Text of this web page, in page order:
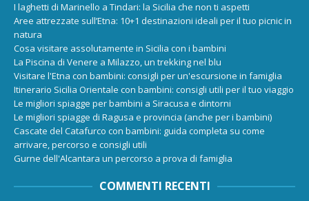
I laghetti di Marinello a Tindari: la Sicilia che non ti aspetti
Aree attrezzate sull’Etna: 10+1 destinazioni ideali per il tuo picnic in
natura
Cosa visitare assolutamente in Sicilia con i bambini
La Piscina di Venere a Milazzo, un trekking nel blu
Visitare l'Etna con bambini: consigli per un'escursione in famiglia
Itinerario Sicilia Orientale con bambini: consigli utili per il tuo viaggio
Le migliori spiagge per bambini a Siracusa e dintorni
Le migliori spiagge di Ragusa e provincia (anche per i bambini)
Cascate del Catafurco con bambini: guida completa su come
arrivare, percorso e consigli utili
Gurne dell'Alcantara un percorso a prova di famiglia
COMMENTI RECENTI